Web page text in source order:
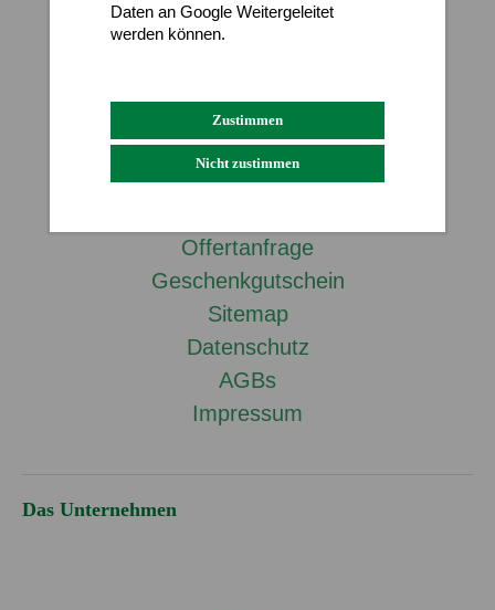
Baumkontrolle & Baumpflege
Energieberatung
Kontakt
Offertanfrage
Geschenkgutschein
Sitemap
Datenschutz
AGBs
Impressum
Das Unternehmen
Daten an Google Weitergeleitet
werden können.
Zustimmen
Nicht zustimmen